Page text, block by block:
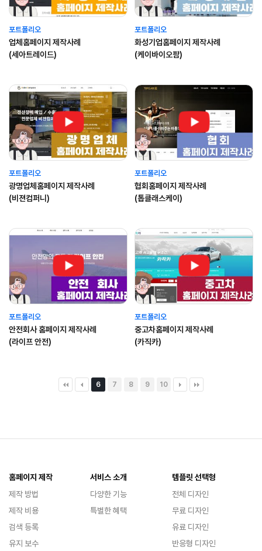
포트폴리오
업체홈페이지 제작사례
(세아트레이드)
포트폴리오
화성기업홈페이지 제작사례
(케이바이오팜)
포트폴리오
광명업체홈페이지 제작사례
(비젼컴퍼니)
포트폴리오
협회홈페이지 제작사례
(톱클래스케이)
포트폴리오
안전회사 홈페이지 제작사례
(라이프 안전)
포트폴리오
중고차홈페이지 제작사례
(카직카)
6 7 8 9 10
홈페이지 제작
제작 방법
제작 비용
검색 등록
유지 보수
서비스 소개
다양한 기능
특별한 혜택
템플릿 선택형
전체 디자인
무료 디자인
유료 디자인
반응형 디자인